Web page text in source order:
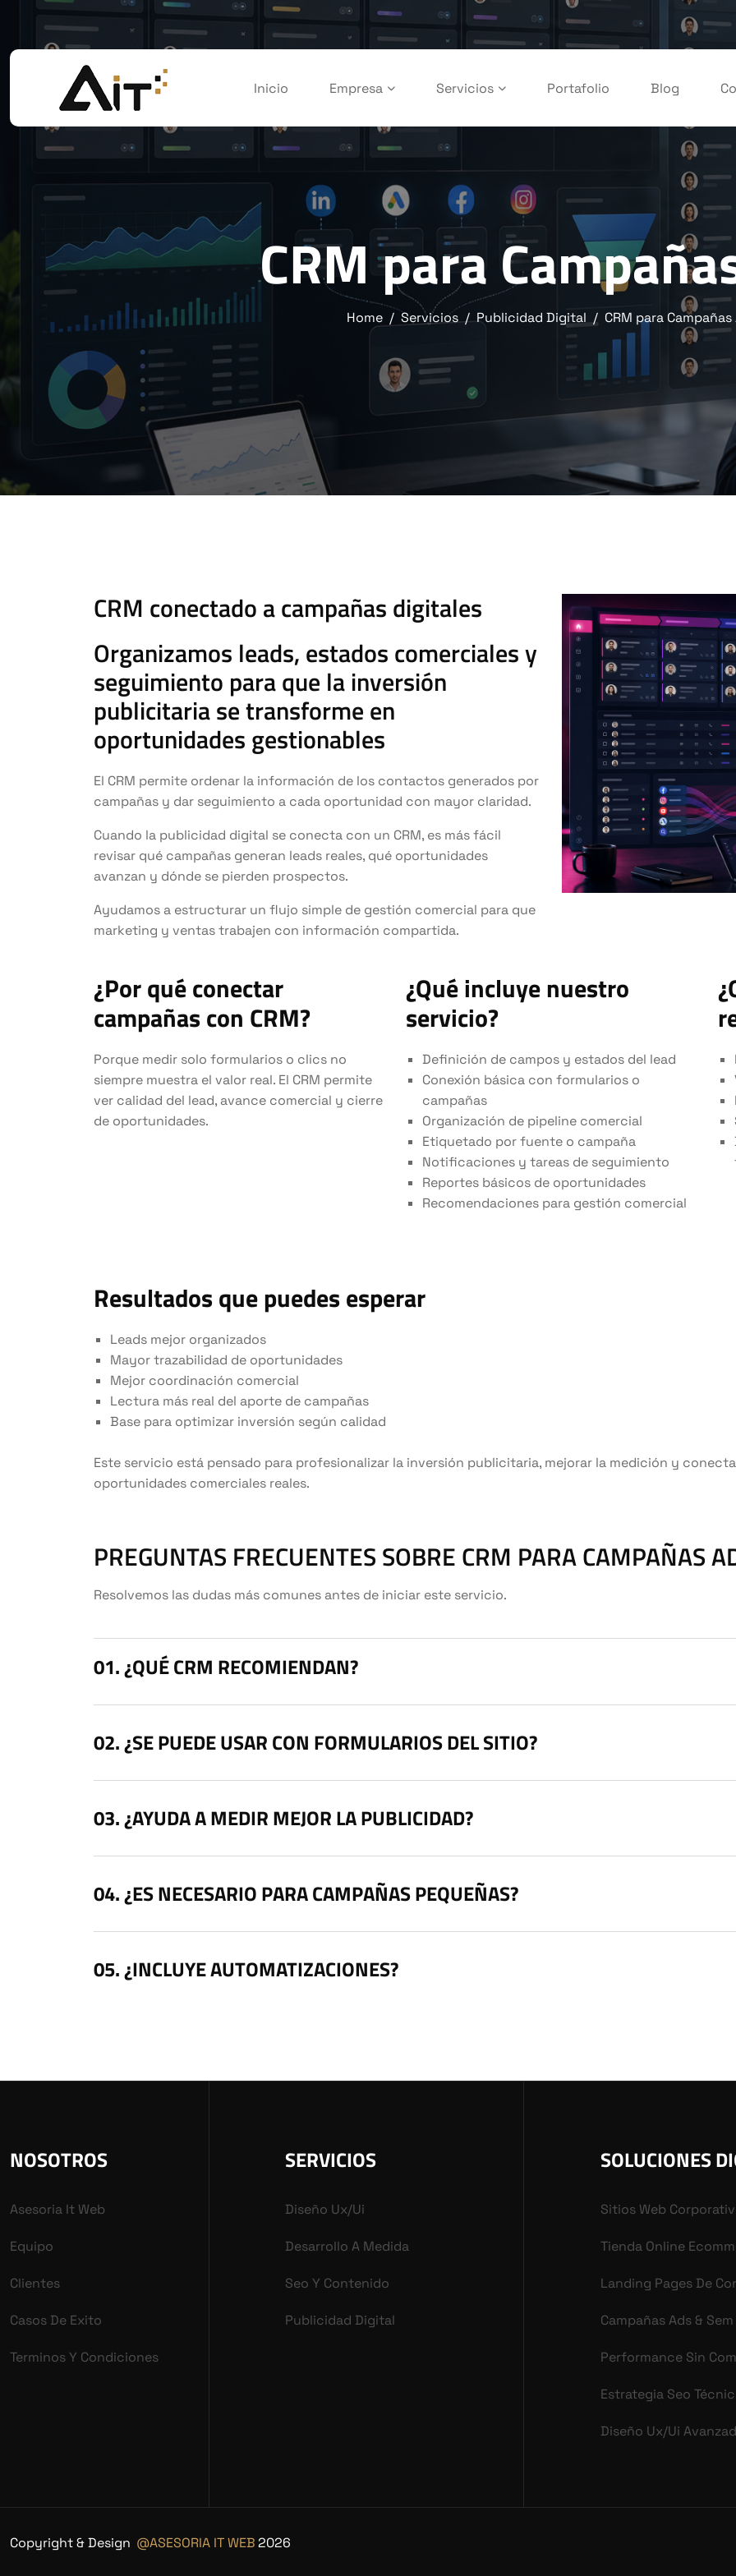
Inicio Empresa Servicios Portafolio Blog
CRM para
Home Servicios Publicidad Digital CRM para Campañas
CRM conectado a campañas digitales
Organizamos leads, estados comerciales y
seguimiento para que la inversión
publicitaria se transforme en
oportunidades gestionables
El CRM permite ordenar la información de los contactos generados por
campañas y dar seguimiento a cada oportunidad con mayor claridad.
Cuando la publicidad digital se conecta con un CRM, es más fácil
revisar qué campañas generan leads reales, qué oportunidades
avanzan y dónde se pierden prospectos.
Ayudamos a estructurar un flujo simple de gestión comercial para que
marketing y ventas trabajen con información compartida.
¿Por qué conectar
campañas con CRM?
Porque medir solo formularios o clics no
siempre muestra el valor real. El CRM permite
ver calidad del lead, avance comercial y cierre
de oportunidades.
¿Qué incluye nuestro
servicio?
Definición de campos y estados del lead
Conexión básica con formularios o
campañas
Organización de pipeline comercial
Etiquetado por fuente o campaña
Notificaciones y tareas de seguimiento
Reportes básicos de oportunidades
Recomendaciones para gestión comercial
Resultados que puedes esperar
Leads mejor organizados
Mayor trazabilidad de oportunidades
Mejor coordinación comercial
Lectura más real del aporte de campañas
Base para optimizar inversión según calidad
Este servicio está pensado para profesionalizar la inversión publicitaria, mejorar la medición y
oportunidades comerciales reales.
PREGUNTAS FRECUENTES SOBRE CRM PARA CAMPAÑAS
Resolvemos las dudas más comunes antes de iniciar este servicio.
¿QUÉ CRM RECOMIENDAN?
¿SE PUEDE USAR CON FORMULARIOS DEL SITIO?
¿AYUDA A MEDIR MEJOR LA PUBLICIDAD?
¿ES NECESARIO PARA CAMPAÑAS PEQUEÑAS?
¿INCLUYE AUTOMATIZACIONES?
NOSOTROS
Asesoria It Web
Equipo
Clientes
Casos De Exito
Terminos Y Condiciones
SERVICIOS
Diseño Ux/ui
Desarrollo A Medida
Seo Y Contenido
Publicidad Digital
SOLUCIONES
Sitios Web
Tienda Online
Landing Pages De
Campañas Ads & Sem
Performance Sin
Estrategia Seo
Diseño Ux/ui
Copyright & Design @ASESORIA IT WEB2026